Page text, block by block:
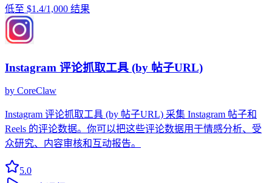
低至 $1.4/1,000 结果
Instagram 评论抓取工具 (by 帖子URL)
by CoreClaw
Instagram 评论抓取工具 (by 帖子URL) 采集 Instagram 帖子和
Reels 的评论数据。你可以把这些评论数据用于情感分析、受
众研究、内容审核和互动报告。
5.0